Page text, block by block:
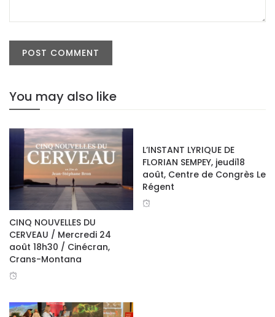
You may also like
CINQ NOUVELLES DU
CERVEAU / Mercredi 24
août 18h30 / Cinécran,
Crans-Montana
twitter
L’INSTANT LYRIQUE DE
FLORIAN SEMPEY, jeudi18
août, Centre de Congrès Le
Régent